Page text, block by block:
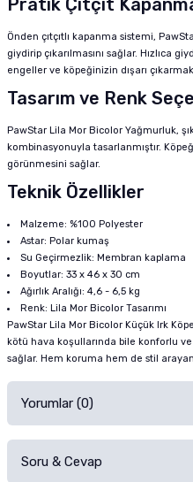
Pratik Çıtçıt
Önden çıtçıtlı kapanma sistemi,
giydirip çıkarılmasını sağlar. Hızlıca
engeller ve köpeğinizin dışarı
Tasarım ve Renk
PawStar Lila Mor Bicolor Yağmurluk,
kombinasyonuyla tasarlanmıştır.
görünmesini sağlar.
Teknik Özellikler
Malzeme: %100 Polyester
Astar: Polar kumaş
Su Geçirmezlik: Membran kaplama
Boyutlar: 33 x 46 x 30 cm
Ağırlık Aralığı: 4,6 - 6,5 kg
Renk: Lila Mor Bicolor Tasarımı
PawStar Lila Mor Bicolor Küçük Irk
kötü hava koşullarında bile konforlu
sağlar. Hem koruma hem de stil
Yorumlar (0)
Soru & Cevap